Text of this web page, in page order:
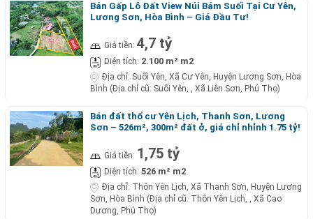
Bán Gấp Lô Đất View Núi Bám Suối Tại Cư Yên,
Lương Sơn, Hòa Bình – Giá Đầu Tư!
Giá tiền: 4,7 tỷ
Diện tích: 2.100 m² m2
Địa chỉ: Suối Yên, Xã Cư Yên, Huyện Lương Sơn, Hòa
Bình (Địa chỉ cũ: Suối Yên, , Xã Liên Sơn, Phú Thọ)
Bán đất thổ cư Yên Lịch, Thanh Sơn, Lương
Sơn – 526m², 300m² đất ở, giá chỉ nhỉnh 1.75 tỷ!
Giá tiền: 1,75 tỷ
Diện tích: 526 m² m2
Địa chỉ: Thôn Yên Lịch, Xã Thanh Sơn, Huyện Lương
Sơn, Hòa Bình (Địa chỉ cũ: Thôn Yên Lịch, , Xã Cao
Dương, Phú Thọ)